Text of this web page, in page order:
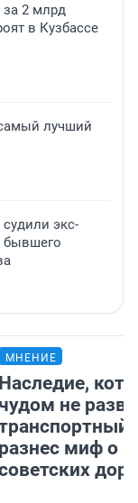
за 2 млрд
в Кузбассе
лучший
экс-
бывшего
МНЕНИЕ
Наследие,
чудом не
разнес миф о